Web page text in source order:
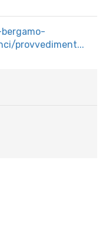
provvediment...